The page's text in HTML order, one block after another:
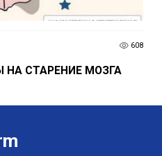
608
СТАРЕНИЕ МОЗГА